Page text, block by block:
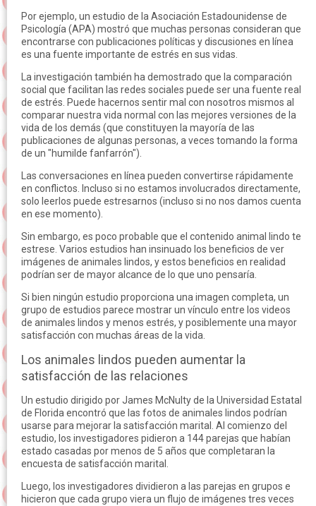
Por ejemplo, un estudio de la Asociación Estadounidense de
Psicología (APA) mostró que muchas personas consideran que
encontrarse con publicaciones políticas y discusiones en línea
es una fuente importante de estrés en sus vidas.
La investigación también ha demostrado que la comparación
social que facilitan las redes sociales puede ser una fuente real
de estrés. Puede hacernos sentir mal con nosotros mismos al
comparar nuestra vida normal con las mejores versiones de la
vida de los demás (que constituyen la mayoría de las
publicaciones de algunas personas, a veces tomando la forma
de un "humilde fanfarrón").
Las conversaciones en línea pueden convertirse rápidamente
en conflictos. Incluso si no estamos involucrados directamente,
solo leerlos puede estresarnos (incluso si no nos damos cuenta
en ese momento).
Sin embargo, es poco probable que el contenido animal lindo te
estrese. Varios estudios han insinuado los beneficios de ver
imágenes de animales lindos, y estos beneficios en realidad
podrían ser de mayor alcance de lo que uno pensaría.
Si bien ningún estudio proporciona una imagen completa, un
grupo de estudios parece mostrar un vínculo entre los videos
de animales lindos y menos estrés, y posiblemente una mayor
satisfacción con muchas áreas de la vida.
Los animales lindos pueden aumentar la
satisfacción de las relaciones
Un estudio dirigido por James McNulty de la Universidad Estatal
de Florida encontró que las fotos de animales lindos podrían
usarse para mejorar la satisfacción marital. Al comienzo del
estudio, los investigadores pidieron a 144 parejas que habían
estado casadas por menos de 5 años que completaran la
encuesta de satisfacción marital.
Luego, los investigadores dividieron a las parejas en grupos e
hicieron que cada grupo viera un flujo de imágenes tres veces